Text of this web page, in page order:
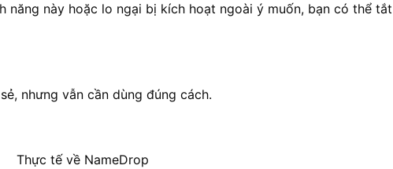
này hoặc lo ngại bị kích hoạt ngoài ý muốn, bạn có thể tắt
nhưng vẫn cần dùng đúng cách.
Thực tế về NameDrop